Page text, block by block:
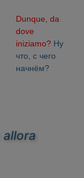
Dunque, da
dove
iniziamo? Ну
что, с чего
начнём?
allora